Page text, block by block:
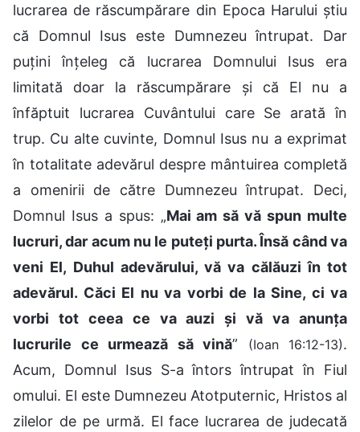
lucrarea de răscumpărare din Epoca Harului știu
că Domnul Isus este Dumnezeu întrupat. Dar
puțini înțeleg că lucrarea Domnului Isus era
limitată doar la răscumpărare și că El nu a
înfăptuit lucrarea Cuvântului care Se arată în
trup. Cu alte cuvinte, Domnul Isus nu a exprimat
în totalitate adevărul despre mântuirea completă
a omenirii de către Dumnezeu întrupat. Deci,
Domnul Isus a spus: „Mai am să vă spun multe
lucruri, dar acum nu le puteți purta. Însă când va
veni El, Duhul adevărului, vă va călăuzi în tot
adevărul. Căci El nu va vorbi de la Sine, ci va
vorbi tot ceea ce va auzi și vă va anunța
lucrurile ce urmează să vină” (Ioan 16:12-13).
Acum, Domnul Isus S-a întors întrupat în Fiul
omului. El este Dumnezeu Atotputernic, Hristos al
zilelor de pe urmă. El face lucrarea de judecată